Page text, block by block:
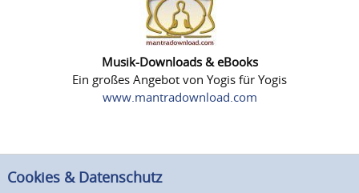
Musik-Downloads & eBooks
Ein großes Angebot von Yogis für Yogis
www.mantradownload.com
Cookies & Datenschutz